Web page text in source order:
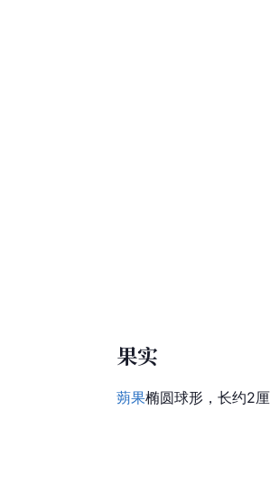
果实
蒴果椭圆球形，长约2